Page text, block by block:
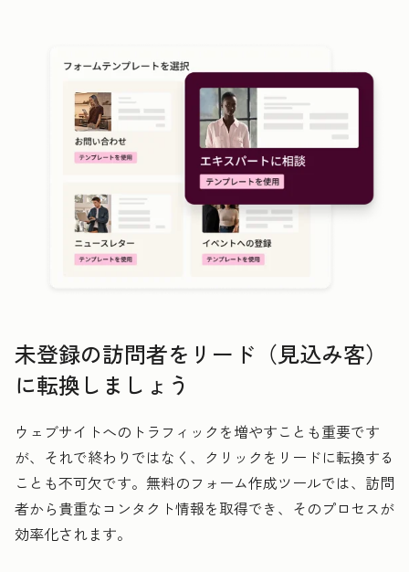
未登録の訪問者をリード（見込み客）
に転換しましょう
ウェブサイトへのトラフィックを増やすことも重要です
が、それで終わりではなく、クリックをリードに転換する
ことも不可欠です。無料のフォーム作成ツールでは、訪問
者から貴重なコンタクト情報を取得でき、そのプロセスが
効率化されます。